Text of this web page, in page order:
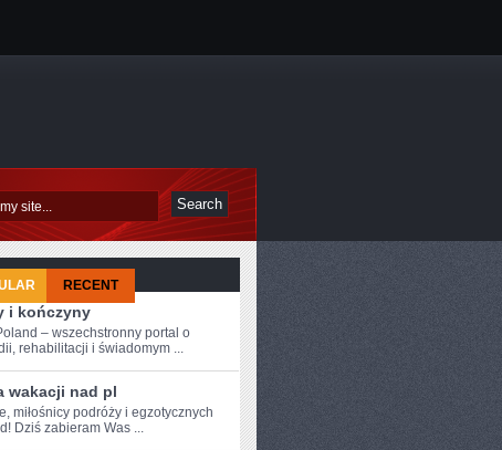
RECENT
i kończyny
– wszechstronny portal o
rehabilitacji i świadomym ...
wakacji nad pl
miłośnicy podróży ⁤i egzotycznych
Dziś zabieram Was ...